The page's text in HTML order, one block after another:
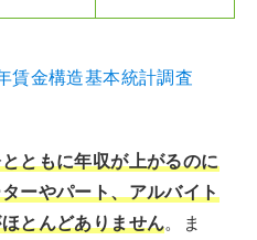
賃金構造基本統計調査
ともに年収が上がるのに
ーやパート、アルバイト
とんどありません。ま